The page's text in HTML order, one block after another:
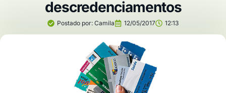
descredenciamentos
Postado por: Camila 12/05/2017 12:13